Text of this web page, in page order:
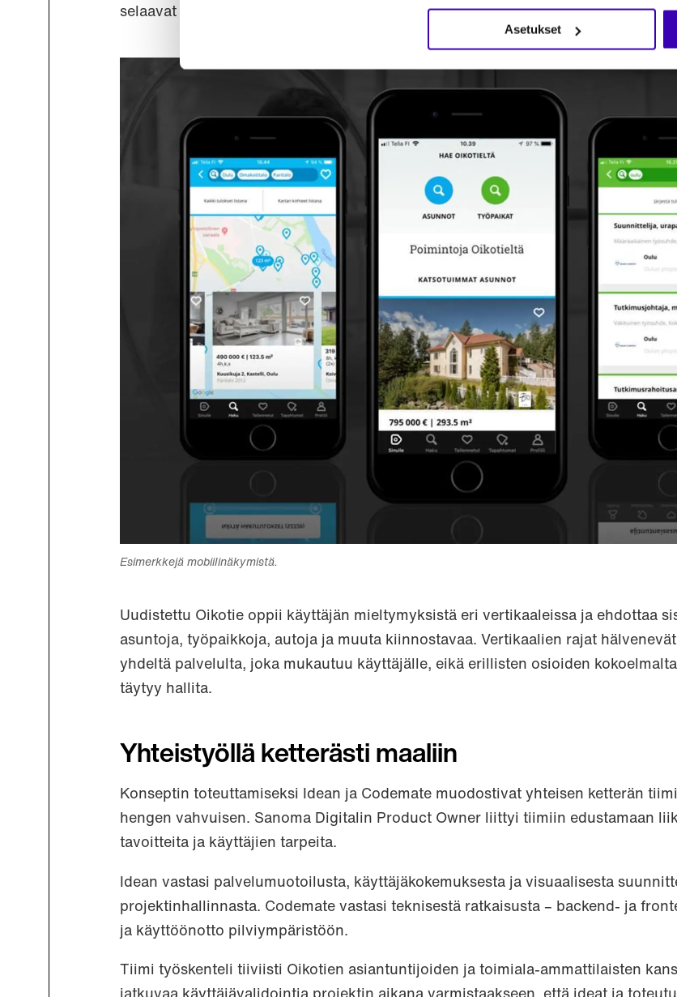
Asetukset
selaavat visuaalista sisältöä lyhyinä hetkinä ilman jatkuvaa kirjoittamista.
Esimerkkejä mobiilinäkymistä.
Uudistettu Oikotie oppii käyttäjän mieltymyksistä eri vertikaaleissa ja ehdottaa
asuntoja, työpaikkoja, autoja ja muuta kiinnostavaa. Vertikaalien rajat
yhdeltä palvelulta, joka mukautuu käyttäjälle, eikä erillisten osioiden
täytyy hallita.
Yhteistyöllä ketterästi maaliin
Konseptin toteuttamiseksi Idean ja Codemate muodostivat yhteisen ketterän
hengen vahvuisen. Sanoma Digitalin Product Owner liittyi tiimiin edustamaan
tavoitteita ja käyttäjien tarpeita.
Idean vastasi palvelumuotoilusta, käyttäjäkokemuksesta ja visuaalisesta
projektinhallinnasta. Codemate vastasi teknisestä ratkaisusta – backend- ja
ja käyttöönotto pilviympäristöön.
Tiimi työskenteli tiiviisti Oikotien asiantuntijoiden ja toimiala-ammattilaisten